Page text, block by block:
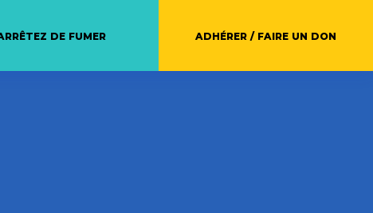
DE FUMER ADHÉRER / FAIRE UN DON